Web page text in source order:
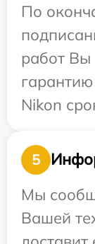
По
работ
Nikon
5
Мы
Вашей